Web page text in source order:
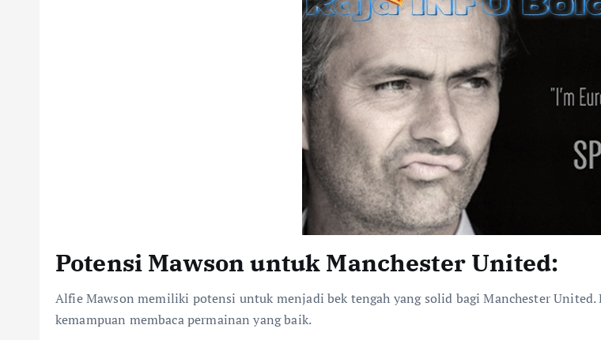
Potensi Mawson untuk Manchester United:
Alfie Mawson memiliki potensi untuk menjadi bek tengah yang solid bagi Manchester
kemampuan membaca permainan yang baik.